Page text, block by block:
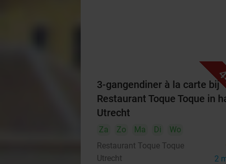
3-gangendiner à la carte bij
Restaurant Toque Toque in
Utrecht
Za Zo Ma Di
Wo
Restaurant Toque Toque
Utrecht 2